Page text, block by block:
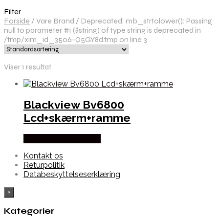
Filter
Forside / Vare Brand / Deprecated: mb_strtolower(): Passing
null to parameter #1 ($string) of type string is deprecated in
/tmp/xim_id_3506-Q5GY8d.tmp on line 3
Viser 1 resultat
Blackview Bv6800
Lcd+skærm+ramme
Kontakt os
Returpolitik
Databeskyttelseserklæring
×
Kategorier